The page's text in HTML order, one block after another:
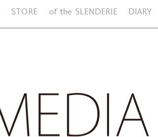
STORE of the SLENDERIE DIARY